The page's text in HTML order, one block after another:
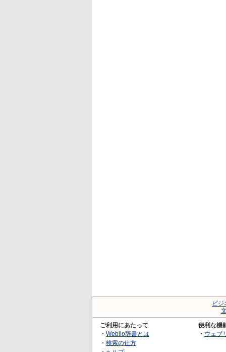
ビジ
ご利用にあたって
・ Weblio辞書とは
・ 検索の仕方
便利な機
・ ウェブ